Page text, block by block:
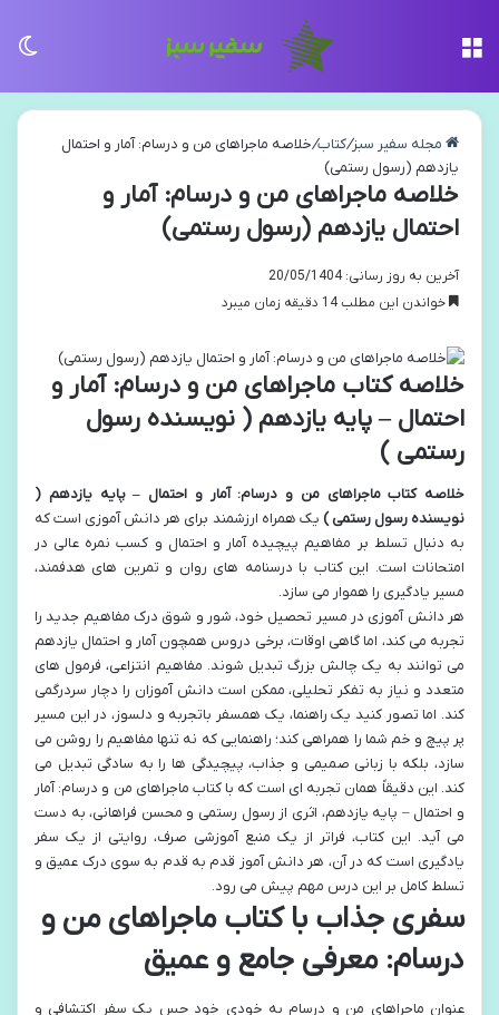
مجله سفیر سبز/کتاب/خلاصه ماجراهای من و درسام: آمار و احتمال
یازدهم (رسول رستمی)
خلاصه ماجراهای من و درسام: آمار و
احتمال یازدهم (رسول رستمی)
آخرین به روز رسانی: 20/05/1404
خواندن این مطلب 14 دقیقه زمان میبرد
خلاصه کتاب ماجراهای من و درسام: آمار و
احتمال – پایه یازدهم ( نویسنده رسول
رستمی )
خلاصه کتاب ماجراهای من و درسام: آمار و احتمال – پایه یازدهم (
نویسنده رسول رستمی ) یک همراه ارزشمند برای هر دانش آموزی است که
به دنبال تسلط بر مفاهیم پیچیده آمار و احتمال و کسب نمره عالی در
امتحانات است. این کتاب با درسنامه های روان و تمرین های هدفمند،
مسیر یادگیری را هموار می سازد.
هر دانش آموزی در مسیر تحصیل خود، شور و شوق درک مفاهیم جدید را
تجربه می کند، اما گاهی اوقات، برخی دروس همچون آمار و احتمال یازدهم
می توانند به یک چالش بزرگ تبدیل شوند. مفاهیم انتزاعی، فرمول های
متعدد و نیاز به تفکر تحلیلی، ممکن است دانش آموزان را دچار سردرگمی
کند. اما تصور کنید یک راهنما، یک همسفر باتجربه و دلسوز، در این مسیر
پر پیچ و خم شما را همراهی کند؛ راهنمایی که نه تنها مفاهیم را روشن می
سازد، بلکه با زبانی صمیمی و جذاب، پیچیدگی ها را به سادگی تبدیل می
کند. این دقیقاً همان تجربه ای است که با کتاب ماجراهای من و درسام: آمار
و احتمال – پایه یازدهم، اثری از رسول رستمی و محسن فراهانی، به دست
می آید. این کتاب، فراتر از یک منبع آموزشی صرف، روایتی از یک سفر
یادگیری است که در آن، هر دانش آموز قدم به قدم به سوی درک عمیق و
تسلط کامل بر این درس مهم پیش می رود.
سفری جذاب با کتاب ماجراهای من و
درسام: معرفی جامع و عمیق
عنوان ماجراهای من و درسام به خودی خود حس یک سفر اکتشافی و